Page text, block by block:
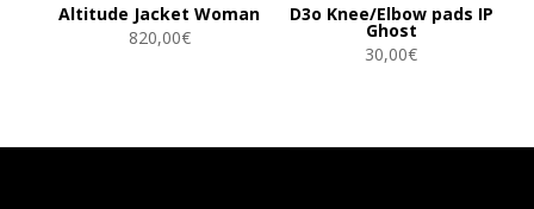
Altitude Jacket Woman
820,00€
D3o Knee/Elbow pads IP
Ghost
30,00€